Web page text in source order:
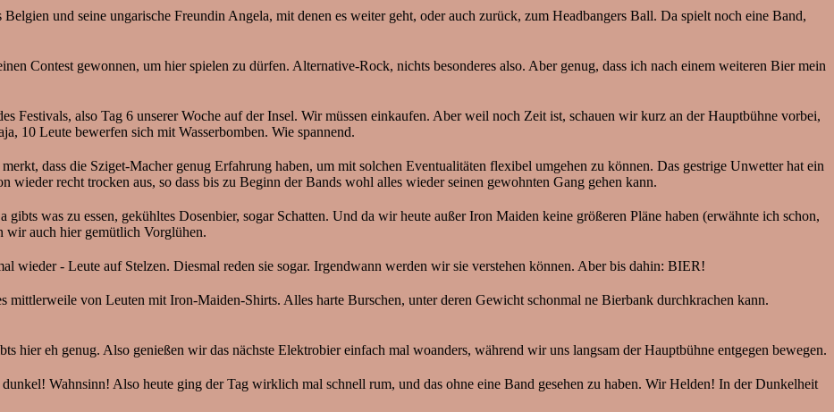
und seine ungarische Freundin Angela, mit denen es weiter geht, oder auch zurück, zum Headbangers Ball. Da spielt noch eine Band,
Contest gewonnen, um hier spielen zu dürfen. Alternative-Rock, nichts besonderes also. Aber genug, dass ich nach einem weiteren Bier mein
Festivals, also Tag 6 unserer Woche auf der Insel. Wir müssen einkaufen. Aber weil noch Zeit ist, schauen wir kurz an der Hauptbühne vorbei,
10 Leute bewerfen sich mit Wasserbomben. Wie spannend.
dass die Sziget-Macher genug Erfahrung haben, um mit solchen Eventualitäten flexibel umgehen zu können. Das gestrige Unwetter hat ein
wieder recht trocken aus, so dass bis zu Beginn der Bands wohl alles wieder seinen gewohnten Gang gehen kann.
was zu essen, gekühltes Dosenbier, sogar Schatten. Und da wir heute außer Iron Maiden keine größeren Pläne haben (erwähnte ich schon,
wir auch hier gemütlich Vorglühen.
wieder - Leute auf Stelzen. Diesmal reden sie sogar. Irgendwann werden wir sie verstehen können. Aber bis dahin: BIER!
von Leuten mit Iron-Maiden-Shirts. Alles harte Burschen, unter deren Gewicht schonmal ne Bierbank durchkrachen kann.
eh genug. Also genießen wir das nächste Elektrobier einfach mal woanders, während wir uns langsam der Hauptbühne entgegen bewegen.
Wahnsinn! Also heute ging der Tag wirklich mal schnell rum, und das ohne eine Band gesehen zu haben. Wir Helden! In der Dunkelheit